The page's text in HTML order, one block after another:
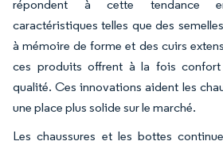
répondent à cette tendance
caractéristiques telles que des
à mémoire de forme et des cuirs
ces produits offrent à la fois
qualité. Ces innovations aident les
une place plus solide sur le marché.
Les chaussures et les bottes